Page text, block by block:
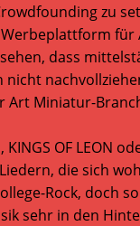
zu
Werbeplattform
dass
Art Miniatur-
OF LEON
die sich
Rock, doch
sehr in den